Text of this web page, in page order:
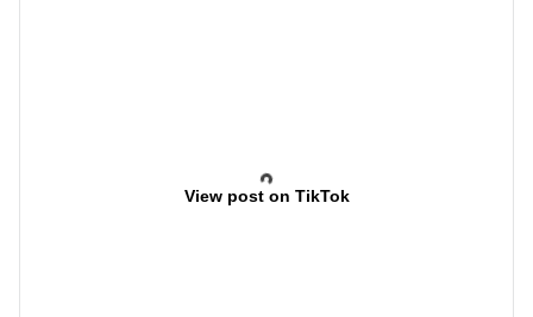
View post on TikTok